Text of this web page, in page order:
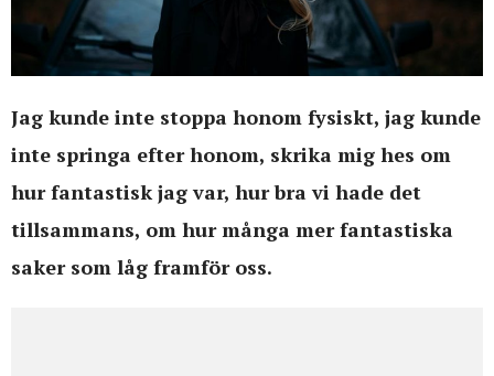
Jag kunde inte stoppa honom fysiskt, jag kunde
inte springa efter honom, skrika mig hes om
hur fantastisk jag var, hur bra vi hade det
tillsammans, om hur många mer fantastiska
saker som låg framför oss.